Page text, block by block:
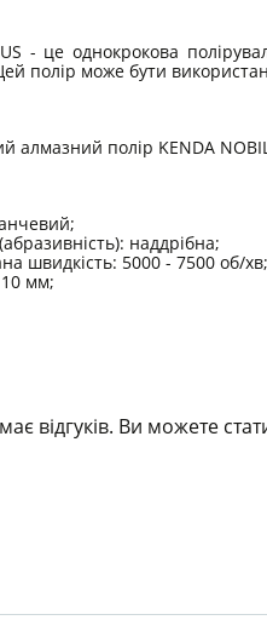
- це однокрокова
полір може бути
алмазний полір KENDA
наддрібна;
швидкість: 5000 - 7500 об/хв;
10 мм;
відгуків. Ви можете